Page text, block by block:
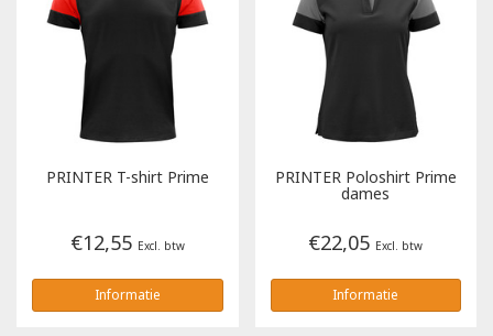
PRINTERT-shirt Prime
€12,55 Excl. btw
Informatie
PRINTERPoloshirt Prime
dames
€22,05 Excl. btw
Informatie